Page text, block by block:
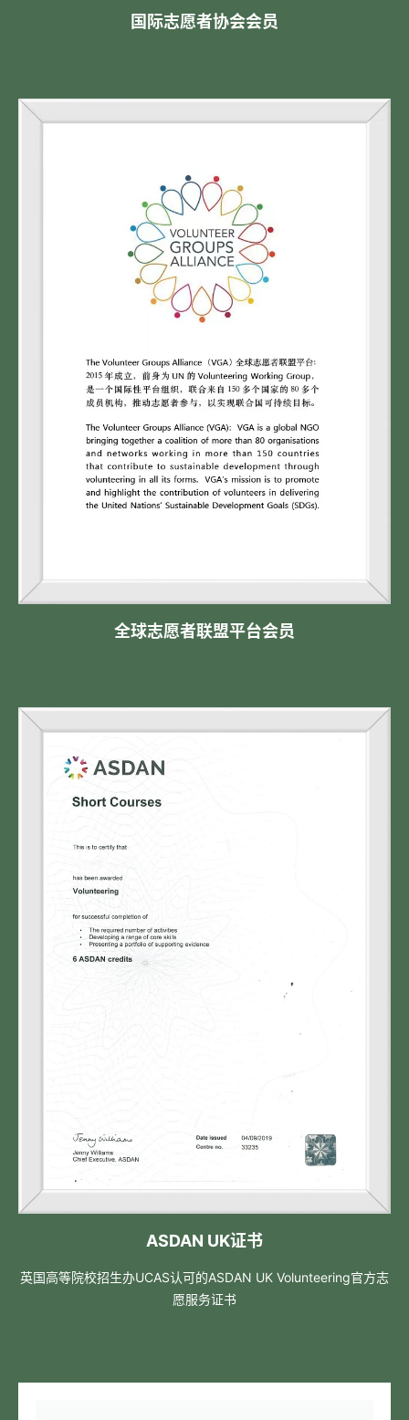
国际志愿者协会会员
全球志愿者联盟平台会员
ASDAN UK证书
英国高等院校招生办UCAS认可的ASDAN UK Volunteering官方志
愿服务证书